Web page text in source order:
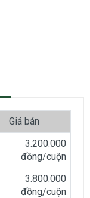
Giá bán
3.200.000
đồng/cuộn
3.800.000
đồng/cuộn